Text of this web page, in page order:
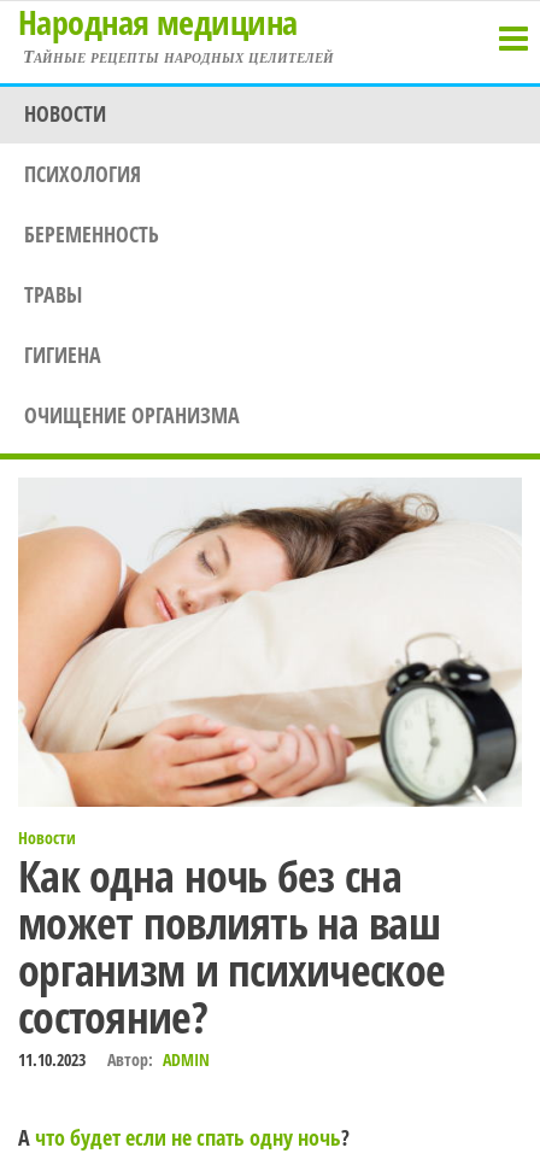
Перейти
содержимому
Народная медицина
Тайные рецепты народных целителей
НОВОСТИ
ПСИХОЛОГИЯ
БЕРЕМЕННОСТЬ
ТРАВЫ
ГИГИЕНА
ОЧИЩЕНИЕ ОРГАНИЗМА
Новости
Как одна ночь без сна
может повлиять на ваш
организм и психическое
состояние?
11.10.2023 Автор: ADMIN
Ачто будет если не спать одну ночь?